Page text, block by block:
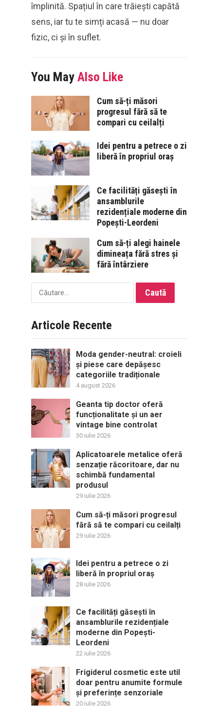
împlinită. Spațiul în care trăiești capătă
sens, iar tu te simți acasă — nu doar
fizic, ci și în suflet.
You May Also Like
Cum să-ți măsori
progresul fără să te
compari cu ceilalți
Idei pentru a petrece o zi
liberă în propriul oraș
Ce facilități găsești în
ansamblurile
rezidențiale moderne din
Popești-Leordeni
Cum să-ți alegi hainele
dimineața fără stres și
fără întârziere
Caută
după:
Articole Recente
Moda gender-neutral: croieli
și piese care depășesc
categoriile tradiționale
4 august 2026
Geanta tip doctor oferă
funcționalitate și un aer
vintage bine controlat
30 iulie 2026
Aplicatoarele metalice oferă
senzație răcoritoare, dar nu
schimbă fundamental
produsul
29 iulie 2026
Cum să-ți măsori progresul
fără să te compari cu ceilalți
29 iulie 2026
Idei pentru a petrece o zi
liberă în propriul oraș
28 iulie 2026
Ce facilități găsești în
ansamblurile rezidențiale
moderne din Popești-
Leordeni
22 iulie 2026
Frigiderul cosmetic este util
doar pentru anumite formule
și preferințe senzoriale
20 iulie 2026